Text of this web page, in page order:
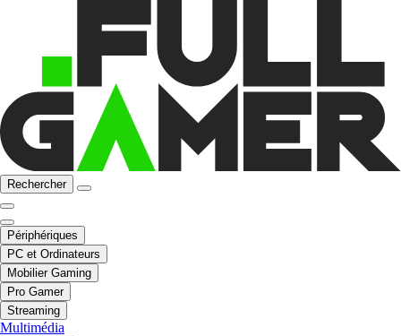
Rechercher
Périphériques
PC et Ordinateurs
Mobilier Gaming
Pro Gamer
Streaming
Multimédia